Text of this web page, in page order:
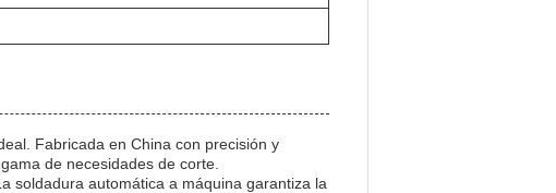
Fabricada en China con precisión y
de necesidades de corte.
soldadura automática a máquina garantiza la